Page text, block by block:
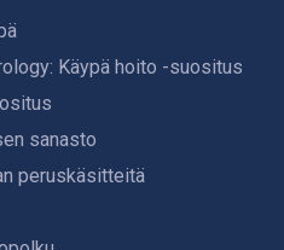
Käypä hoito -suositus
sanasto
peruskäsitteitä